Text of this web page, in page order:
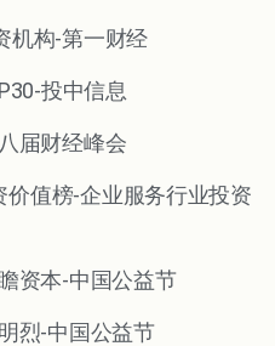
机构-第一财经
投中信息
届财经峰会
值榜-企业服务行业投资
资本-中国公益节
烈-中国公益节